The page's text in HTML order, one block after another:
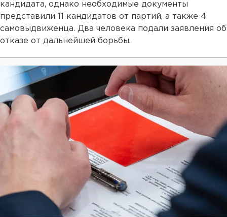
кандидата, однако необходимые документы
представили 11 кандидатов от партий, а также 4
самовыдвиженца. Два человека подали заявления об
отказе от дальнейшей борьбы.